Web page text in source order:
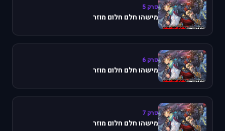
פרק 5
מישהו חלם חלום מוזר
פרק 6
מישהו חלם חלום מוזר
פרק 7
מישהו חלם חלום מוזר